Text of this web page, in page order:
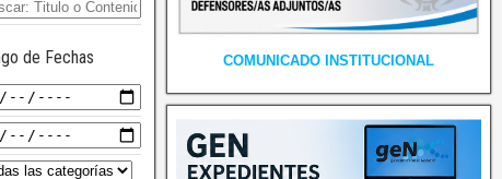
de Fechas COMUNICADO INSTITUCIONAL